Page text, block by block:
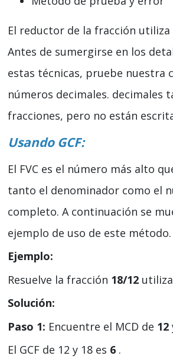
El reductor de la fracción utiliza
Antes de sumergirse en los
estas técnicas, pruebe nuestra
números decimales. decimales
fracciones, pero no están
Usando GCF:
El FVC es el número más alto
tanto el denominador como el
completo. A continuación se
ejemplo de uso de este método.
Ejemplo:
Resuelve la fracción 18/12
Solución:
Paso 1: Encuentre el MCD de 12
El GCF de 12 y 18 es 6 .